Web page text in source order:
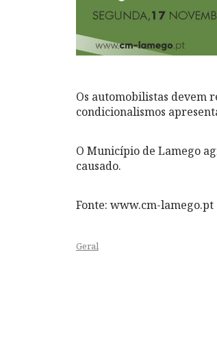
Os automobilistas devem
condicionalismos
O Município de Lamego
causado.
Fonte: www.cm-lamego.pt
Geral